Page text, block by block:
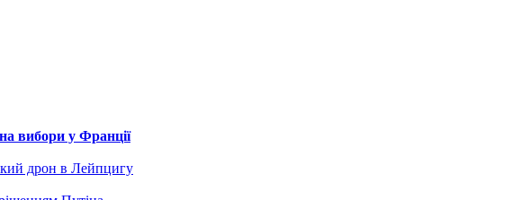
вибори у Франції
дрон в Лейпцигу